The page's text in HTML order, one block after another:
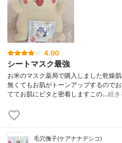
4.00
シートマスク最強
お米のマスク薬局で購入しました乾燥
無くてもお肌がトーンアップするので
ててお肌にピタと密着しますこの…続き
毛穴撫子(ケアナナデシコ)